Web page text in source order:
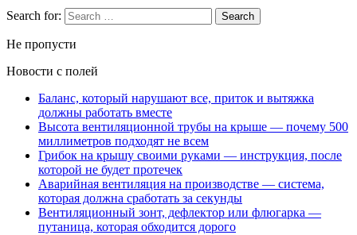
Search for:
Не пропусти
Новости с полей
Баланс, который нарушают все, приток и вытяжка
должны работать вместе
Высота вентиляционной трубы на крыше — почему 500
миллиметров подходят не всем
Грибок на крышу своими руками — инструкция, после
которой не будет протечек
Аварийная вентиляция на производстве — система,
которая должна сработать за секунды
Вентиляционный зонт, дефлектор или флюгарка —
путаница, которая обходится дорого